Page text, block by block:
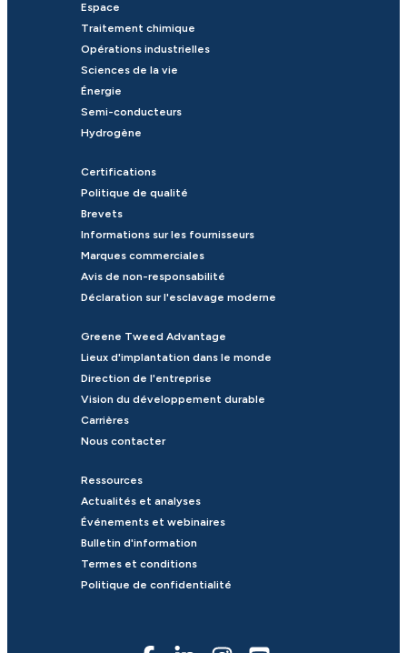
Espace
Traitement chimique
Opérations industrielles
Sciences de la vie
Énergie
Semi-conducteurs
Hydrogène
Certifications
Politique de qualité
Brevets
Informations sur les fournisseurs
Marques commerciales
Avis de non-responsabilité
Déclaration sur l'esclavage moderne
Greene Tweed Advantage
Lieux d'implantation dans le monde
Direction de l'entreprise
Vision du développement durable
Carrières
Nous contacter
Ressources
Actualités et analyses
Événements et webinaires
Bulletin d'information
Termes et conditions
Politique de confidentialité